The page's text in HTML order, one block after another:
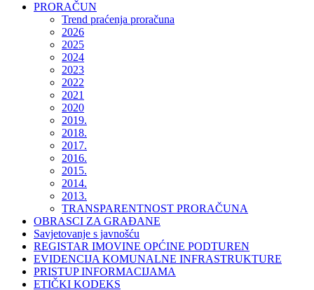
PRORAČUN
Trend praćenja proračuna
2026
2025
2024
2023
2022
2021
2020
2019.
2018.
2017.
2016.
2015.
2014.
2013.
TRANSPARENTNOST PRORAČUNA
OBRASCI ZA GRAĐANE
Savjetovanje s javnošću
REGISTAR IMOVINE OPĆINE PODTUREN
EVIDENCIJA KOMUNALNE INFRASTRUKTURE
PRISTUP INFORMACIJAMA
ETIČKI KODEKS